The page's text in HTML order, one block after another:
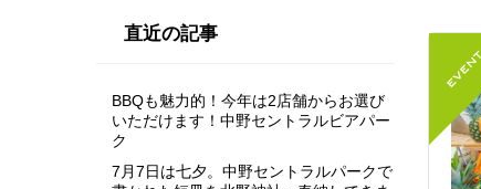
直近の記事
BBQも魅力的！今年は2店舗からお選び
いただけます！中野セントラルビアパー
ク
7月7日は七夕。中野セントラルパークで